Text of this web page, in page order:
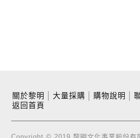
關於黎明 大量採購 購物說明
返回首頁